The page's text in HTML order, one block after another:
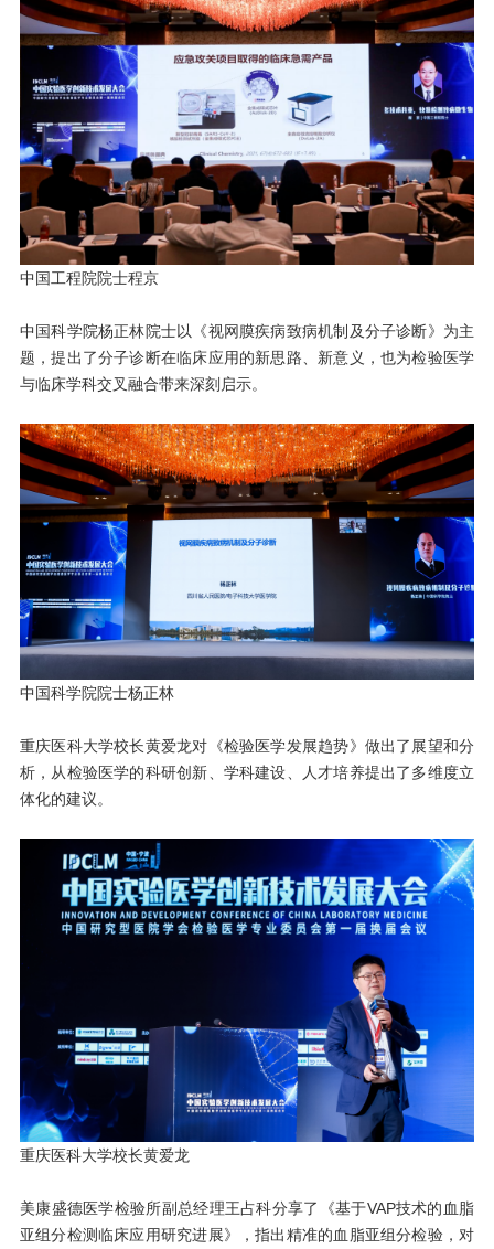
中国工程院院士程京
中国科学院杨正林院士以《视网膜疾病致病机制及分子诊断》为主
题，提出了分子诊断在临床应用的新思路、新意义，也为检验医学
与临床学科交叉融合带来深刻启示。
中国科学院院士杨正林
重庆医科大学校长黄爱龙对《检验医学发展趋势》做出了展望和分
析，从检验医学的科研创新、学科建设、人才培养提出了多维度立
体化的建议。
重庆医科大学校长黄爱龙
美康盛德医学检验所副总经理王占科分享了《基于VAP技术的血脂
亚组分检测临床应用研究进展》，指出精准的血脂亚组分检验，对